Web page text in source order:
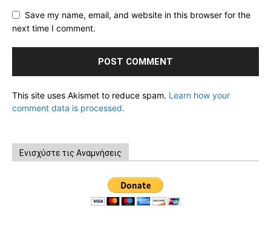
Save my name, email, and website in this browser for the
next time I comment.
This site uses Akismet to reduce spam. Learn how your
comment data is processed.
Ενισχύστε τις Αναμνήσεις